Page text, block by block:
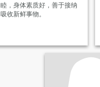
睦，身体素质好，善于接纳
吸收新鲜事物。